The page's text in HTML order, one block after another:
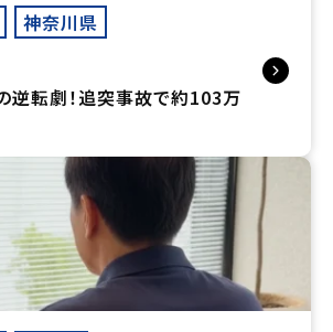
神奈川県
逆転劇！追突事故で約103万